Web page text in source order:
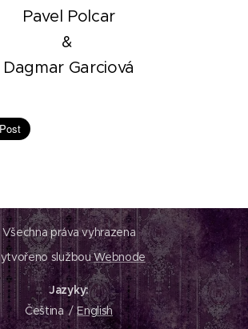
Pavel Polcar
&
Dagmar Garciová
Všechna práva vyhrazena
službouWebnode
Jazyky
Čeština
English